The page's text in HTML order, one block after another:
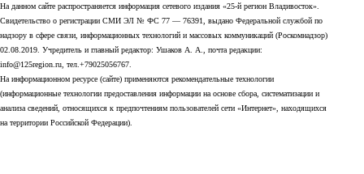
На данном сайте распространяется информация сетевого издания «25-й регион Владивосток».
Свидетельство о регистрации СМИ ЭЛ № ФС 77 — 76391, выдано Федеральной службой по
надзору в сфере связи, информационных технологий и массовых коммуникаций (Роскомнадзор)
02.08.2019. Учредитель и главный редактор: Ушаков А. А., почта редакции:
info@125region.ru, тел.+79025056767.
На информационном ресурсе (сайте) применяются рекомендательные технологии
(информационные технологии предоставления информации на основе сбора, систематизации и
анализа сведений, относящихся к предпочтениям пользователей сети «Интернет», находящихся
на территории Российской Федерации).